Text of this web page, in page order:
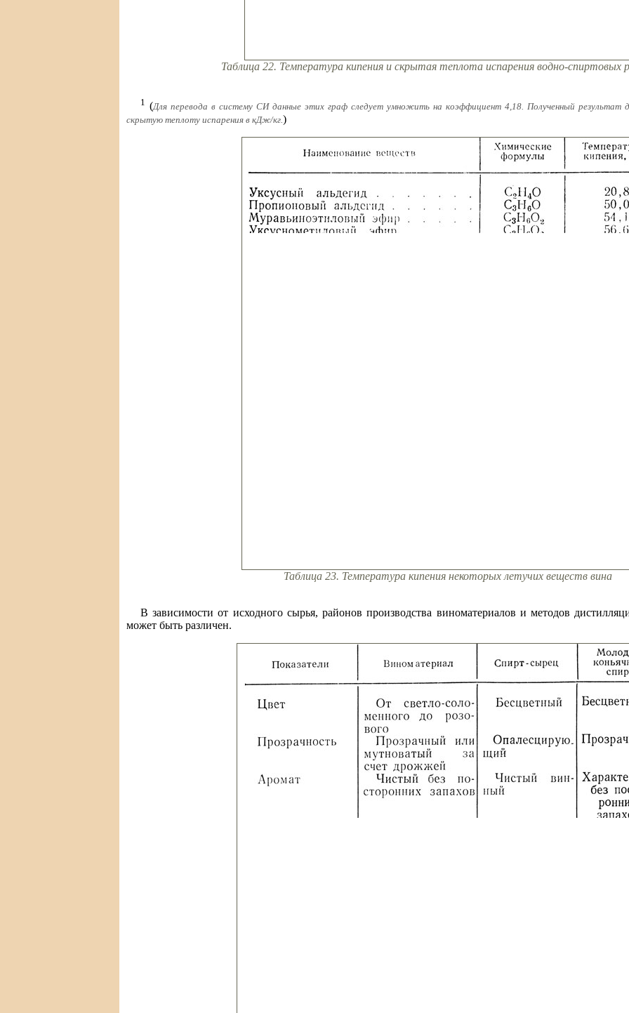
Таблица 22. Температура кипения и скрытая теплота испарения водно-спиртовых
1 (Для перевода в систему СИ данные этих граф следует умножить на коэффициент 4,18. Полученный результат
скрытую теплоту испарения в кДж/кг. )
Таблица 23. Температура кипения некоторых летучих веществ вина
В зависимости от исходного сырья, районов производства виноматериалов и методов
может быть различен.